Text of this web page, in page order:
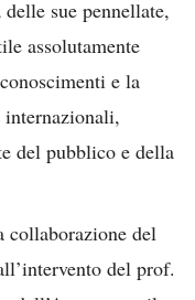
sue pennellate,
assolutamente
e la
internazionali,
del pubblico e della
collaborazione del
del prof.